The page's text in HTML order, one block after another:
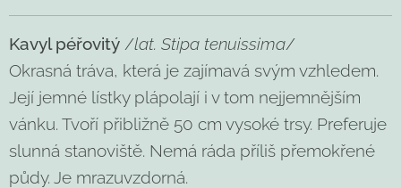
Kavyl péřovitý /lat. Stipa tenuissima/
Okrasná tráva, která je zajímavá svým vzhledem.
Její jemné lístky plápolají i v tom nejjemnějším
vánku. Tvoří přibližně 50 cm vysoké trsy. Preferuje
slunná stanoviště. Nemá ráda příliš přemokřené
půdy. Je mrazuvzdorná.